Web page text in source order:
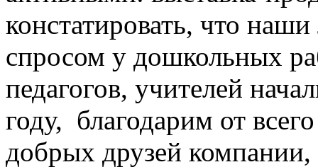
констатировать, что
спросом у дошкольных
педагогов, учителей
году, благодарим от
добрых друзей